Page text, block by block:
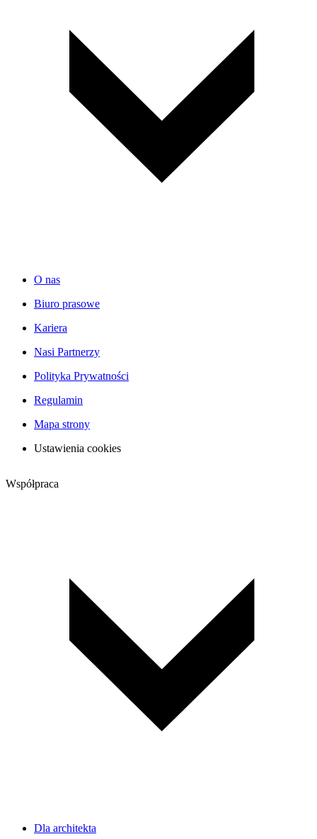
O nas
Biuro prasowe
Kariera
Nasi Partnerzy
Polityka Prywatności
Regulamin
Mapa strony
Ustawienia cookies
Współpraca
Dla architekta